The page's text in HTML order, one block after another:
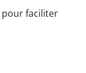
pour faciliter